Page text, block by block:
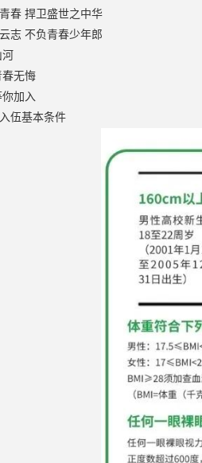
春 捍卫盛世之中华
志 不负青春少年郎
无悔
加入
伍基本条件